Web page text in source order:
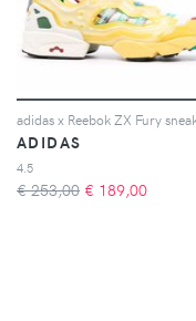
ADIDAS
4.5
€ 253,00 € 189,00